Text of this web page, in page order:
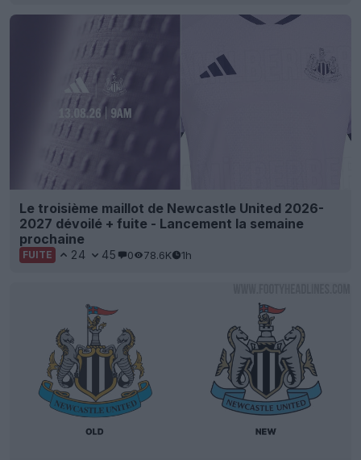
Le troisième maillot de Newcastle United 2026-
2027 dévoilé + fuite - Lancement la semaine
prochaine
FUITE 24 45 0 78.6K 1h